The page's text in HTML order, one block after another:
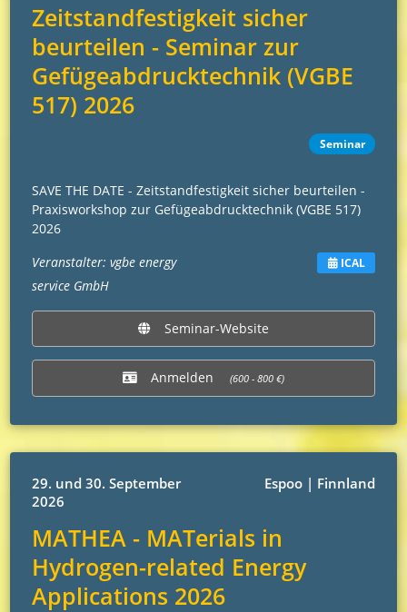
Zeitstandfestigkeit sicher
beurteilen - Seminar zur
Gefügeabdrucktechnik (VGBE
517) 2026
Seminar
SAVE THE DATE - Zeitstandfestigkeit sicher beurteilen -
Praxisworkshop zur Gefügeabdrucktechnik (VGBE 517)
2026
Veranstalter: vgbe energy
service GmbH
ICAL
Seminar-Website
Anmelden (600 - 800 €)
29. und 30. September
2026
Espoo | Finnland
MATHEA - MATerials in
Hydrogen-related Energy
Applications 2026